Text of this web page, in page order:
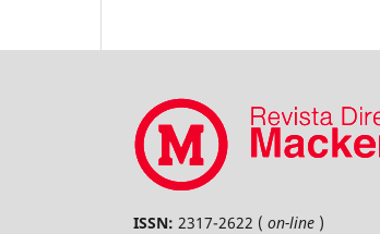
ISSN: 2317-2622 ( on-line )